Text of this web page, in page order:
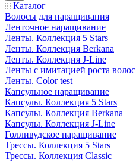
Каталог
Волосы для наращивания
Ленточное наращивание
Ленты. Коллекция 5 Stars
Ленты. Коллекция Berkana
Ленты. Коллекция J-Line
Ленты с имитацией роста волос
Ленты. Color test
Капсульное наращивание
Капсулы. Коллекция 5 Stars
Капсулы. Коллекция Berkana
Капсулы. Коллекция J-Line
Голливудское наращивание
Трессы. Коллекция 5 Stars
Трессы. Коллекция Classic